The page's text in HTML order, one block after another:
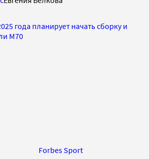
года планирует начать сборку и
М70
Forbes Sport